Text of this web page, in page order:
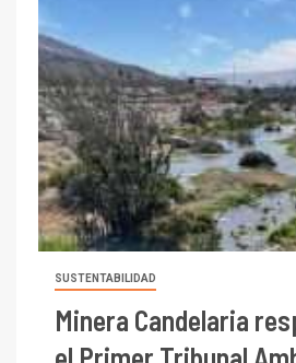
SUSTENTABILIDAD
Minera Candelaria